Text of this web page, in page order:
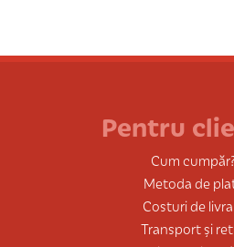
Pentru
Cum
Metoda de
Costuri de
Transport și